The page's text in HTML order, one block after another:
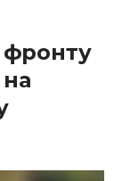
фронту